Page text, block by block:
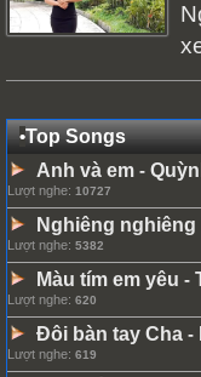
•Top Songs
Anh và em -
Lượt nghe: 10727
Nghiêng
Lượt nghe: 5382
Màu tím em yêu -
Lượt nghe: 620
Đôi bàn tay Cha -
Lượt nghe: 619